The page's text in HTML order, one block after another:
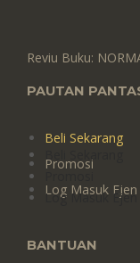
Reviu Buku:
PAUTAN
Beli Sekarang
Promosi
Log Masuk Ejen
Log Masuk Ejen
BANTUAN